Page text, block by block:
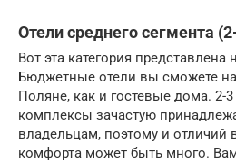
Отели среднего сегмента
Вот эта категория
Бюджетные отели вы сможете
Поляне, как и гостевые дома. 2-
комплексы зачастую
владельцам, поэтому и отличий
комфорта может быть много.